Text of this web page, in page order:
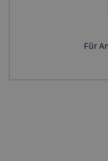
Für